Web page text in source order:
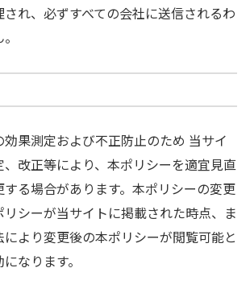
れ、必ずすべての会社に送信されるわ
果測定および不正防止のため 当サイ
、改正等により、本ポリシーを適宜見直
する場合があります。本ポリシーの変更
シーが当サイトに掲載された時点、ま
より変更後の本ポリシーが閲覧可能と
なります。